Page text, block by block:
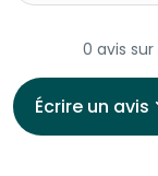
0 avis
Écrire un avis